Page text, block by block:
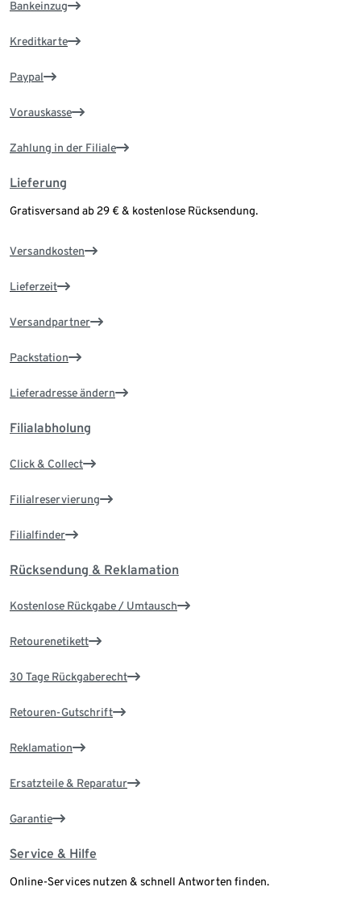
Bankeinzug
Kreditkarte
Paypal
Vorauskasse
Zahlung in der Filiale
Lieferung
Gratisversand ab 29 € & kostenlose Rücksendung.
Versandkosten
Lieferzeit
Versandpartner
Packstation
Lieferadresse ändern
Filialabholung
Click & Collect
Filialreservierung
Filialfinder
Rücksendung & Reklamation
Kostenlose Rückgabe / Umtausch
Retourenetikett
30 Tage Rückgaberecht
Retouren-Gutschrift
Reklamation
Ersatzteile & Reparatur
Garantie
Service & Hilfe
Online-Services nutzen & schnell Antworten finden.